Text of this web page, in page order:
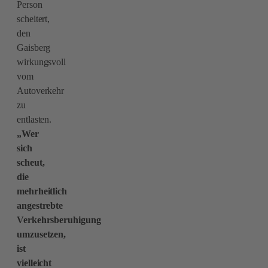
Person
scheitert,
den
Gaisberg
wirkungsvoll
vom
Autoverkehr
zu
entlasten.
„Wer
sich
scheut,
die
mehrheitlich
angestrebte
Verkehrsberuhigung
umzusetzen,
ist
vielleicht